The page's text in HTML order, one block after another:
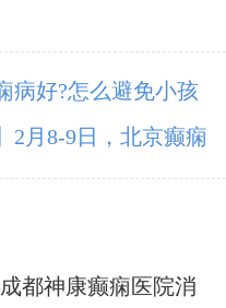
病好?怎么避免小孩
2月8-9日，北京癫痫
过！
都神康癫痫医院消